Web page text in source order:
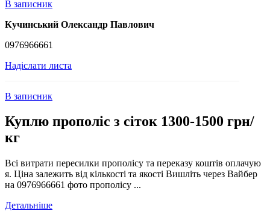
В записник
Кучинський Олександр Павлович
0976966661
Надіслати листа
В записник
Куплю прополіс з сіток 1300-1500 грн/
кг
Всі витрати пересилки прополісу та переказу коштів оплачую
я. Ціна залежить від кількості та якості Вишліть через Вайбер
на 0976966661 фото прополісу ...
Детальніше